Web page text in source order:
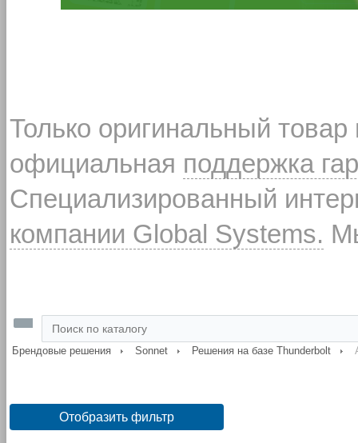
Только оригинальный
официальная поддержка
Специализированный
компании Global Systems.
Брендовые решения Sonnet Решения на базе Thunderbolt
Отобразить фильтр